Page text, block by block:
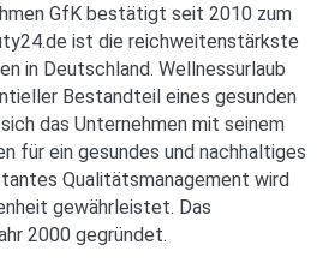
GfK bestätigt seit 2010 zum
ist die reichweitenstärkste
in Deutschland. Wellnessurlaub
Bestandteil eines gesunden
das Unternehmen mit seinem
für ein gesundes und nachhaltiges
Qualitätsmanagement wird
gewährleistet. Das
2000 gegründet.